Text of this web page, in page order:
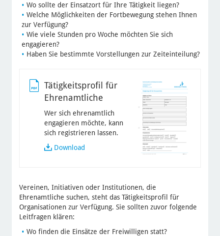
Wo sollte der Einsatzort für Ihre Tätigkeit liegen?
Welche Möglichkeiten der Fortbewegung stehen Ihnen
zur Verfügung?
Wie viele Stunden pro Woche möchten Sie sich
engagieren?
Haben Sie bestimmte Vorstellungen zur Zeiteinteilung?
Tätigkeitsprofil für
Ehrenamtliche
Wer sich ehrenamtlich
engagieren möchte, kann
sich registrieren lassen.
DownloadTätigkeitsprofil
Vereinen, Initiativen oder Institutionen, die
Ehrenamtliche suchen, steht das Tätigkeitsprofil für
Organisationen zur Verfügung. Sie sollten zuvor folgende
Leitfragen klären:
Wo finden die Einsätze der Freiwilligen statt?